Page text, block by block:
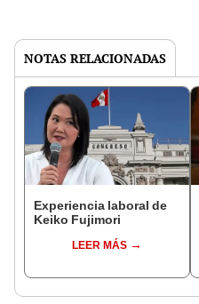
NOTAS RELACIONADAS
Experiencia laboral de
Keiko Fujimori
LEER MÁS